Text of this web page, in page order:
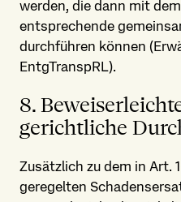
werden, die dann mit
entsprechende
durchführen können
EntgTranspRL).
8.
gerichtliche
Zusätzlich zu dem in Art.
geregelten